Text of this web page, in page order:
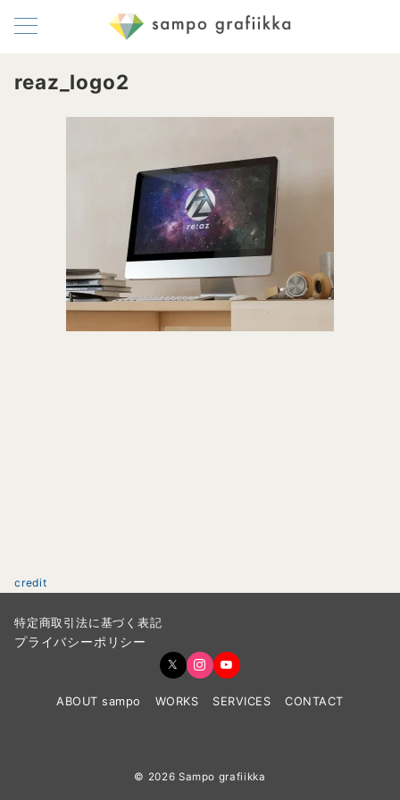
reaz_logo2
credit
特定商取引法に基づく表記
プライバシーポリシー
ABOUT sampo WORKS SERVICES CONTACT
© 2026 Sampo grafiikka